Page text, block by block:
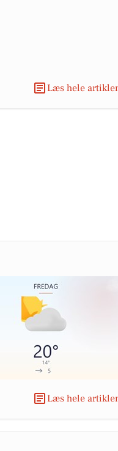
Læs hele
Læs hele